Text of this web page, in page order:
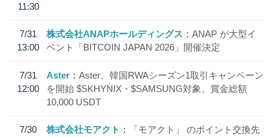
11:30
7/31
13:00
株式会社ANAPホールディングス
ANAP が大型イ
ベント「BITCOIN JAPAN 2026」開催決定
7/31
12:00
Aster
Aster、韓国RWAシーズン1取引キャンペーン
を開始 $SKHYNIX・$SAMSUNG対象、賞金総額
10,000 USDT
7/30
株式会社モアクト
「モアクト」 のポイント交換先